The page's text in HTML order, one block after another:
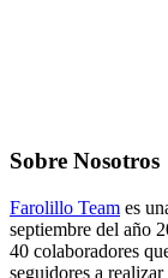
Sobre Nosotros
Farolillo Team es
septiembre del año
40 colaboradores
seguidores a